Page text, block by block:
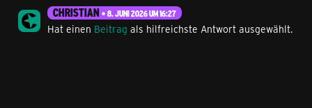
CHRISTIAN 8. JUNI 2026 UM 16:27
Hat einen Beitrag als hilfreichste Antwort ausgewählt.